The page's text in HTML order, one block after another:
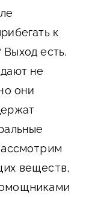
к
есть.
не
они
веществ,